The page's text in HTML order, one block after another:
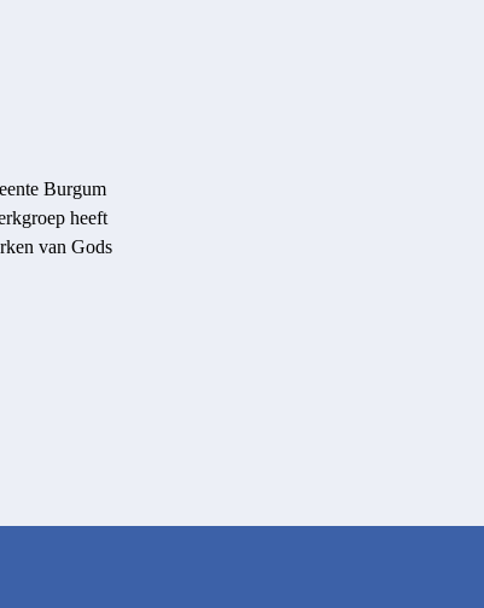
Burgum
heeft
van Gods